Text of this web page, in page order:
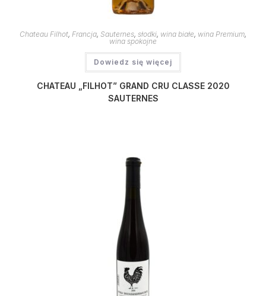
Chateau Filhot, Francja, Sauternes, słodki, wina białe, wina Premium,
wina spokojne
Dowiedz się więcej
CHATEAU „FILHOT” GRAND CRU CLASSE 2020
SAUTERNES